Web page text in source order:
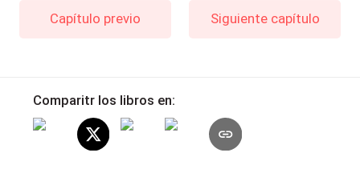
Capítulo previo Siguiente capítulo
Comparitr los libros en: